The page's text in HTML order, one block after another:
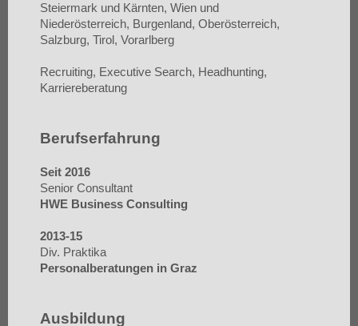
Steiermark und Kärnten, Wien und
Niederösterreich, Burgenland, Oberösterreich,
Salzburg, Tirol, Vorarlberg
Recruiting, Executive Search, Headhunting,
Karriereberatung
Berufserfahrung
Seit 2016
Senior Consultant
HWE Business Consulting
2013-15
Div. Praktika
Personalberatungen in Graz
Ausbildung